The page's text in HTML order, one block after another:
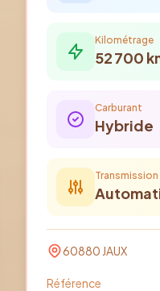
Kilométrage
52 700
Carburant
Hybride
Transmission
60880 JAUX
Référence